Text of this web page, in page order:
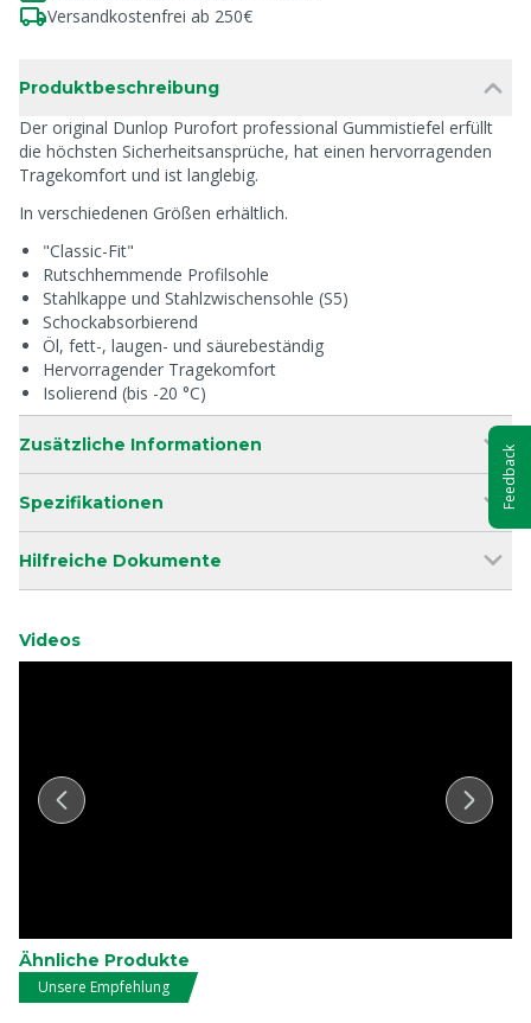
Versandkostenfrei ab 250€
Produktbeschreibung
Der original Dunlop Purofort professional Gummistiefel erfüllt
die höchsten Sicherheitsansprüche, hat einen hervorragenden
Tragekomfort und ist langlebig.
In verschiedenen Größen erhältlich.
"Classic-Fit"
Rutschhemmende Profilsohle
Stahlkappe und Stahlzwischensohle (S5)
Schockabsorbierend
Öl, fett-, laugen- und säurebeständig
Hervorragender Tragekomfort
Isolierend (bis -20 °C)
Zusätzliche Informationen
Spezifikationen
Hilfreiche Dokumente
Videos
Ähnliche Produkte
Unsere Empfehlung
Feedback